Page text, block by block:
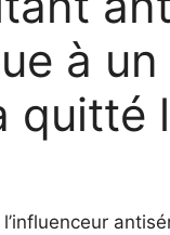
à
quitté